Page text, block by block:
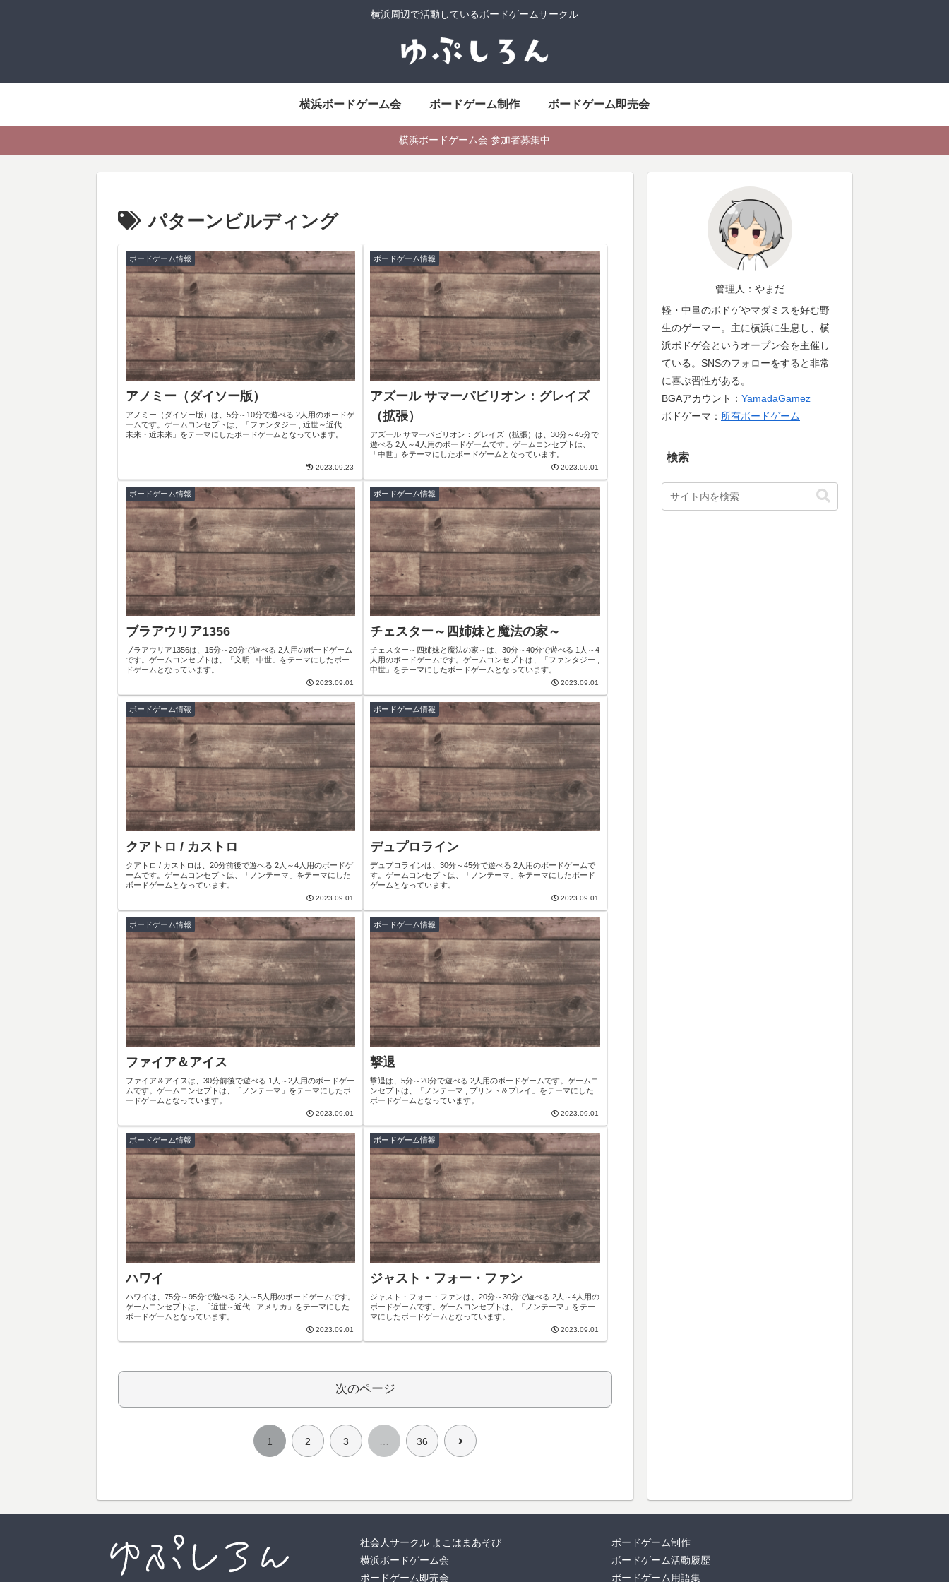
横浜周辺で活動しているボードゲームサークル
横浜ボードゲーム会 ボードゲーム制作 ボードゲーム即売会
横浜ボードゲーム会 参加者募集中
パターンビルディング
ボードゲーム情報
アノミー（ダイソー版）
アノミー（ダイソー版）は、5分～10分で遊べる 2人用のボードゲ
ームです。ゲームコンセプトは、「ファンタジー , 近世～近代 ,
未来・近未来」をテーマにしたボードゲームとなっています。
2023.09.23
ボードゲーム情報
アズール サマーパビリオン：グレイズ
（拡張）
アズール サマーパビリオン：グレイズ（拡張）は、30分～45分で
遊べる 2人～4人用のボードゲームです。ゲームコンセプトは、
「中世」をテーマにしたボードゲームとなっています。
2023.09.01
ボードゲーム情報
ブラアウリア1356
ブラアウリア1356は、15分～20分で遊べる 2人用のボードゲーム
です。ゲームコンセプトは、「文明 , 中世」をテーマにしたボー
ドゲームとなっています。
2023.09.01
ボードゲーム情報
チェスター～四姉妹と魔法の家～
チェスター～四姉妹と魔法の家～は、30分～40分で遊べる 1人～4
人用のボードゲームです。ゲームコンセプトは、「ファンタジー ,
中世」をテーマにしたボードゲームとなっています。
2023.09.01
ボードゲーム情報
クアトロ / カストロ
クアトロ / カストロは、20分前後で遊べる 2人～4人用のボードゲ
ームです。ゲームコンセプトは、「ノンテーマ」をテーマにした
ボードゲームとなっています。
2023.09.01
ボードゲーム情報
デュプロライン
デュプロラインは、30分～45分で遊べる 2人用のボードゲームで
す。ゲームコンセプトは、「ノンテーマ」をテーマにしたボード
ゲームとなっています。
2023.09.01
ボードゲーム情報
ファイア＆アイス
ファイア＆アイスは、30分前後で遊べる 1人～2人用のボードゲー
ムです。ゲームコンセプトは、「ノンテーマ」をテーマにしたボ
ードゲームとなっています。
2023.09.01
ボードゲーム情報
撃退
撃退は、5分～20分で遊べる 2人用のボードゲームです。ゲームコ
ンセプトは、「ノンテーマ , プリント＆プレイ」をテーマにした
ボードゲームとなっています。
2023.09.01
ボードゲーム情報
ハワイ
ハワイは、75分～95分で遊べる 2人～5人用のボードゲームです。
ゲームコンセプトは、「近世～近代 , アメリカ」をテーマにした
ボードゲームとなっています。
2023.09.01
ボードゲーム情報
ジャスト・フォー・ファン
ジャスト・フォー・ファンは、20分～30分で遊べる 2人～4人用の
ボードゲームです。ゲームコンセプトは、「ノンテーマ」をテー
マにしたボードゲームとなっています。
2023.09.01
次のページ
1 2 3 36 次
管理人：やまだ
軽・中量のボドゲやマダミスを好む野
生のゲーマー。主に横浜に生息し、横
浜ボドゲ会というオープン会を主催し
ている。SNSのフォローをすると非常
に喜ぶ習性がある。
BGAアカウント： YamadaGamez
ボドゲーマ： 所有ボードゲーム
検索
社会人サークル よこはまあそび
横浜ボードゲーム会
ボードゲーム即売会
ボードゲーム制作
ボードゲーム活動履歴
ボードゲーム用語集